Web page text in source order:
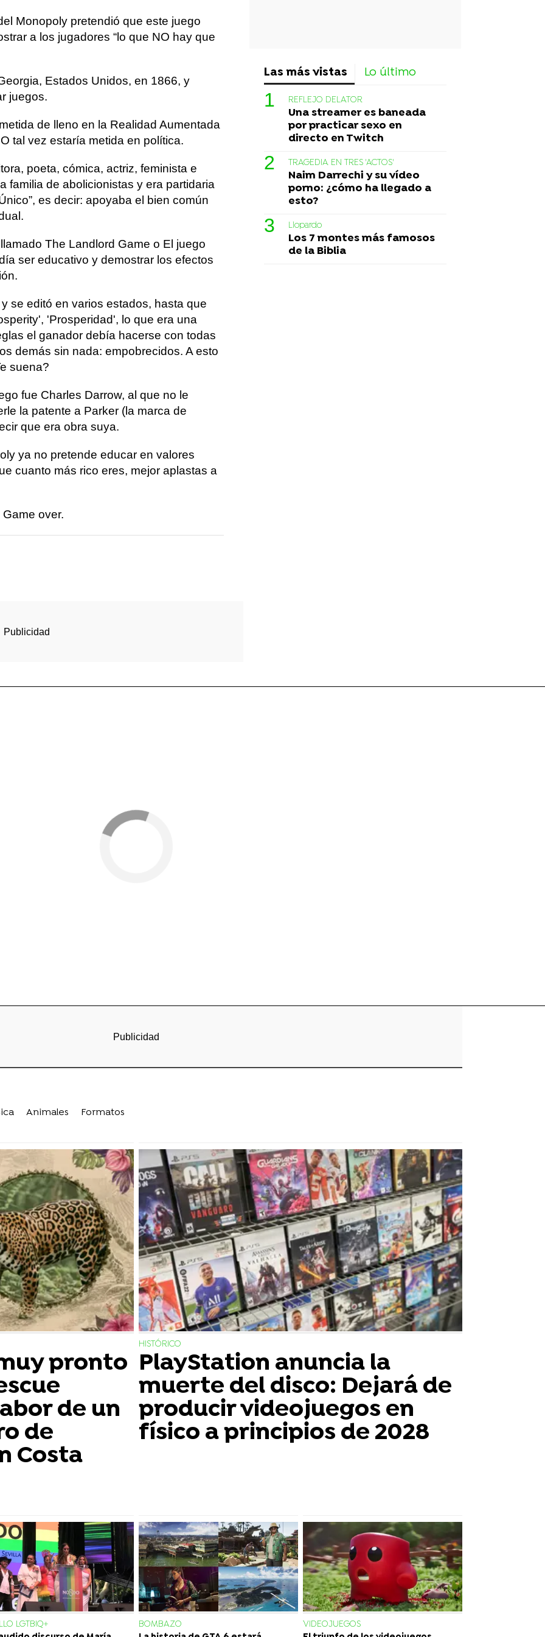
Monopoly pretendió que este juego
a los jugadores “lo que NO hay que
Estados Unidos, en 1866, y
juegos.
de lleno en la Realidad Aumentada
tal vez estaría metida en política.
poeta, cómica, actriz, feminista e
familia de abolicionistas y era partidaria
es decir: apoyaba el bien común
The Landlord Game o El juego
ser educativo y demostrar los efectos
se editó en varios estados, hasta que
'Prosperidad', lo que era una
el ganador debía hacerse con todas
demás sin nada: empobrecidos. A esto
suena?
fue Charles Darrow, al que no le
la patente a Parker (la marca de
que era obra suya.
ya no pretende educar en valores
cuanto más rico eres, mejor aplastas a
over.
Las más vistas Lo último
REFLEJO DELATOR
Una streamer es baneada
por practicar sexo en
directo en Twitch
TRAGEDIA EN TRES 'ACTOS'
Naim Darrechi y su vídeo
porno: ¿cómo ha llegado a
esto?
Liopardo
Los 7 montes más famosos
de la Biblia
Animales Formatos
pronto
de un
de
Costa
HISTÓRICO
PlayStation anuncia la
muerte del disco: Dejará de
producir videojuegos en
físico a principios de 2028
LGTBIQ+
BOMBAZO
VIDEOJUEGOS